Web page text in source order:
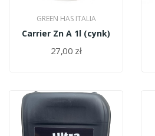
GREEN HAS ITALIA
Carrier Zn A 1l (cynk)
27,00 zł